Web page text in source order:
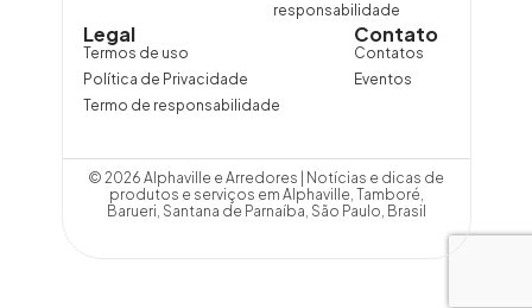
responsabilidade
Contato
Contatos
Eventos
Legal
Termos de uso
Política de Privacidade
Termo de responsabilidade
© 2026 Alphaville e Arredores | Notícias e dicas de
produtos e serviços em Alphaville, Tamboré,
Barueri, Santana de Parnaíba, São Paulo, Brasil